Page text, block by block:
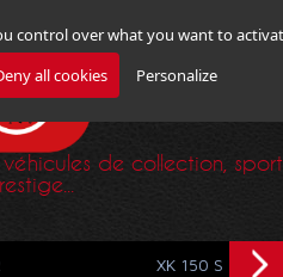
control over what you want to
all cookies Personalize
véhicules de collection, sport
XK 150 S